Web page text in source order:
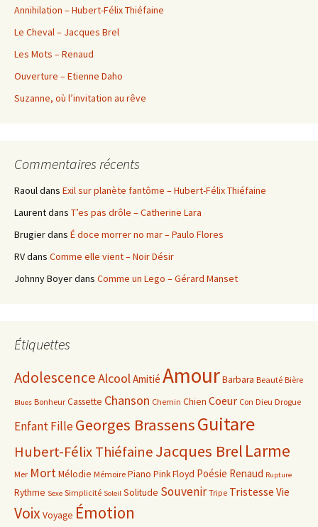
Annihilation – Hubert-Félix Thiéfaine
Le Cheval – Jacques Brel
Les Mots – Renaud
Ouverture – Etienne Daho
Suzanne, où l’invitation au rêve
Commentaires récents
Raouldans Exil sur planète fantôme – Hubert-Félix Thiéfaine
Laurentdans T’es pas drôle – Catherine Lara
Brugierdans É doce morrer no mar – Paulo Flores
RVdans Comme elle vient – Noir Désir
Johnny Boyerdans Comme un Lego – Gérard Manset
Étiquettes
AdolescenceAlcoolAmitié AmourBarbara Beauté Bière
Blues Bonheur Cassette Chanson Chemin Chien Coeur Con Dieu Drogue
EnfantFilleGeorges BrassensGuitare
Hubert-Félix ThiéfaineJacques Brel Larme
Mer MortMélodie Mémoire Piano Pink Floyd Poésie Renaud Rupture
Rythme Sexe Simplicité Soleil Solitude Souvenir Tripe Tristesse Vie
VoixVoyage Émotion